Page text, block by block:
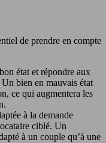
de prendre en compte
état et répondre aux
bien en mauvais état
ce qui augmentera les
à la demande
ciblé. Un
à un couple qu’à une